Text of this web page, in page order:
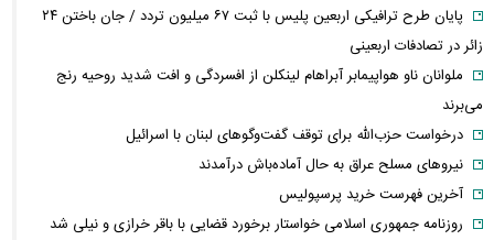
پایان طرح ترافیکی اربعین پلیس با ثبت ۶۷ میلیون تردد / جان باختن ۲۴
زائر در تصادفات اربعینی
ملوانان ناو هواپیمابر آبراهام لینکلن از افسردگی و افت شدید روحیه رنج
می‌برند
درخواست حزب‌الله برای توقف گفت‌وگوهای لبنان با اسرائیل
نیروهای مسلح عراق به حال آماده‌باش درآمدند
آخرین فهرست خرید پرسپولیس
روزنامه جمهوری اسلامی خواستار برخورد قضایی با باقر خرازی و نیلی شد